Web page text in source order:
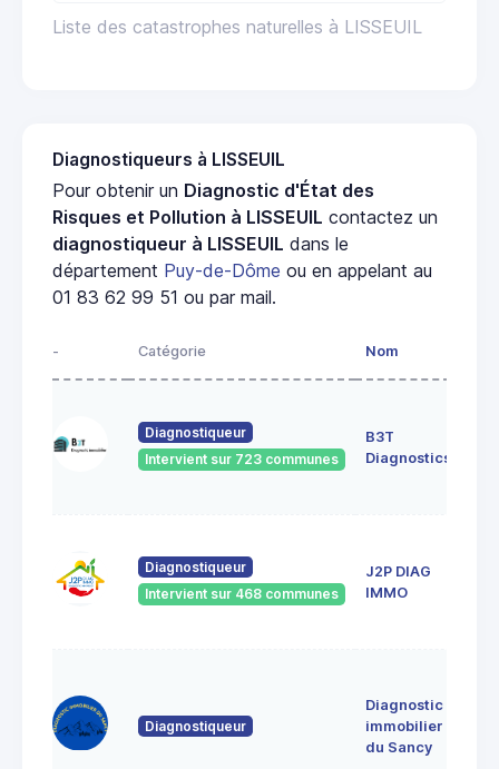
Liste des catastrophes naturelles à LISSEUIL
Diagnostiqueurs à LISSEUIL
Pour obtenir un Diagnostic d'État des
Risques et Pollution à LISSEUIL contactez un
diagnostiqueur à LISSEUIL dans le
département Puy-de-Dôme ou en appelant au
01 83 62 99 51 ou par mail.
- Catégorie Nom
Diagnostiqueur
Intervient sur 723 communes
B3T
Diagnostics
Diagnostiqueur
Intervient sur 468 communes
J2P DIAG
IMMO
Diagnostiqueur
Diagnostic
immobilier
du Sancy